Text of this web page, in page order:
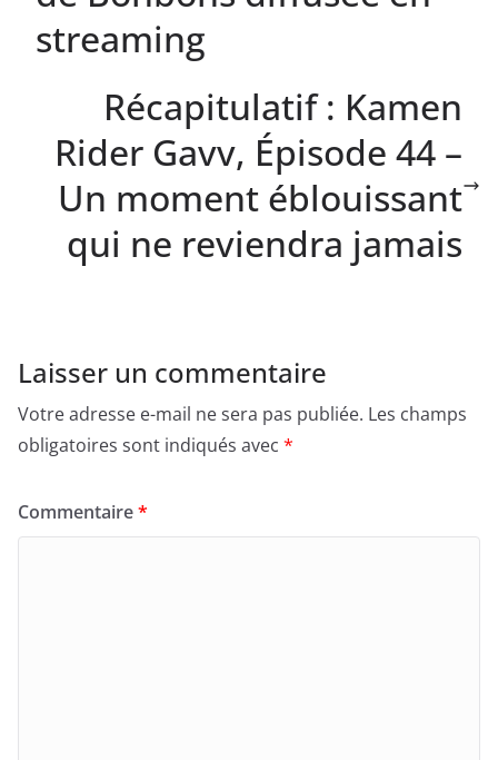
streaming
Récapitulatif : Kamen
Rider Gavv, Épisode 44 –
Un moment éblouissant
qui ne reviendra jamais
Laisser un commentaire
Votre adresse e-mail ne sera pas publiée. Les champs
obligatoires sont indiqués avec *
Commentaire*